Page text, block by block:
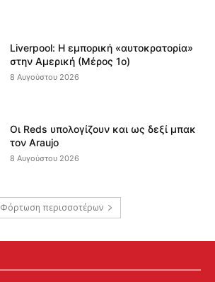
Liverpool: Η εμπορική «αυτοκρατορία»
στην Αμερική (Μέρος 1ο)
8 Αυγούστου 2026
Οι Reds υπολογίζουν και ως δεξί μπακ
τον Araujo
8 Αυγούστου 2026
Φόρτωση περισσοτέρων